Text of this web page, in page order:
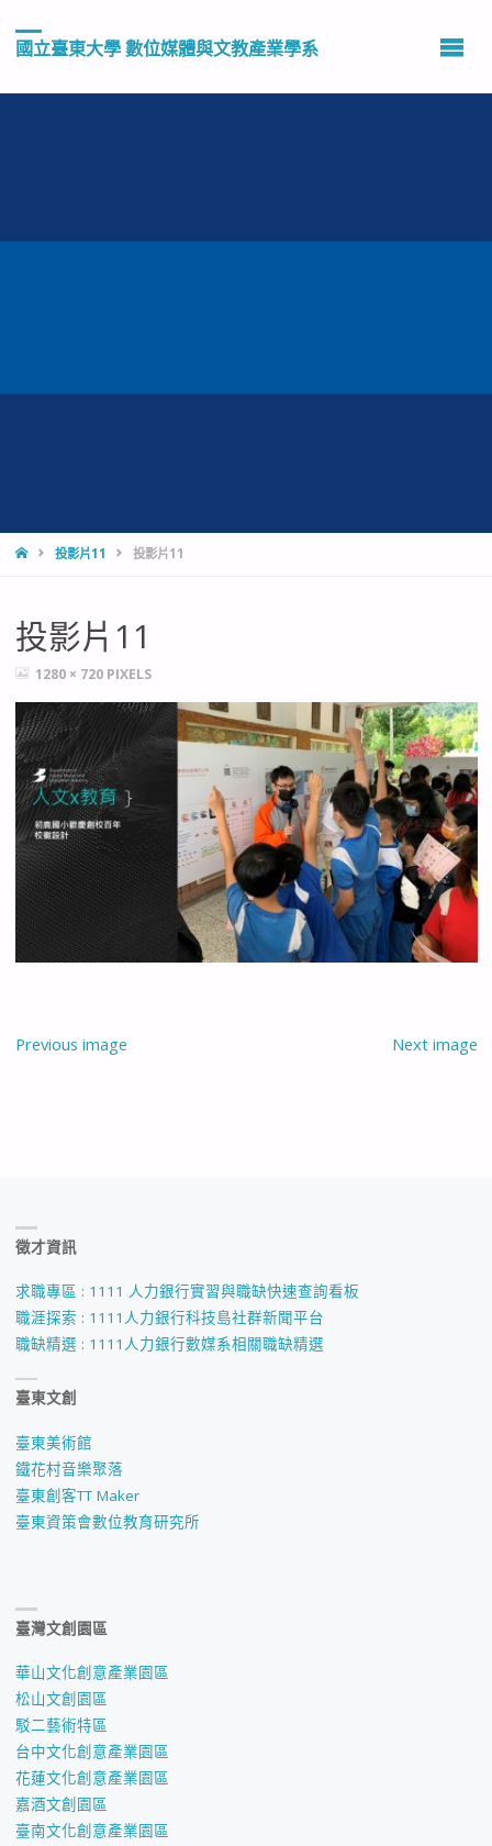
國立臺東大學 數位媒體與文教產業學系
HOME投影片11 投影片11
投影片11
FULL1280 × 720 PIXELS
Previous image Next image
徵才資訊
求職專區 : 1111 人力銀行實習與職缺快速查詢看板
職涯探索 : 1111人力銀行科技島社群新聞平台
職缺精選 : 1111人力銀行數媒系相關職缺精選
臺東文創
臺東美術館
鐵花村音樂聚落
臺東創客TT Maker
臺東資策會數位教育研究所
臺灣文創園區
華山文化創意產業園區
松山文創園區
駁二藝術特區
台中文化創意產業園區
花蓮文化創意產業園區
嘉酒文創園區
臺南文化創意產業園區